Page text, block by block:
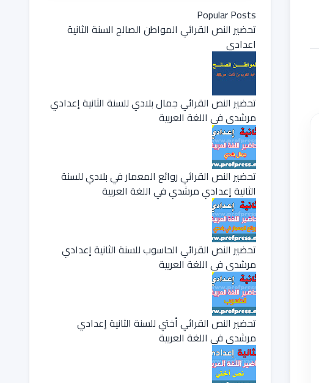
Popular Posts
تحضير النص القرائي المواطن الصالح السنة الثانية
اعدادي
تحضير النص القرائي جمال بلادي للسنة الثانية إعدادي
مرشدي في اللغة العربية
تحضير النص القرائي روائع المعمار في بلادي للسنة
الثانية إعدادي مرشدي في اللغة العربية
تحضير النص القرائي الحاسوب للسنة الثانية إعدادي
مرشدي في اللغة العربية
تحضير النص القرائي أختي للسنة الثانية إعدادي
مرشدي في اللغة العربية